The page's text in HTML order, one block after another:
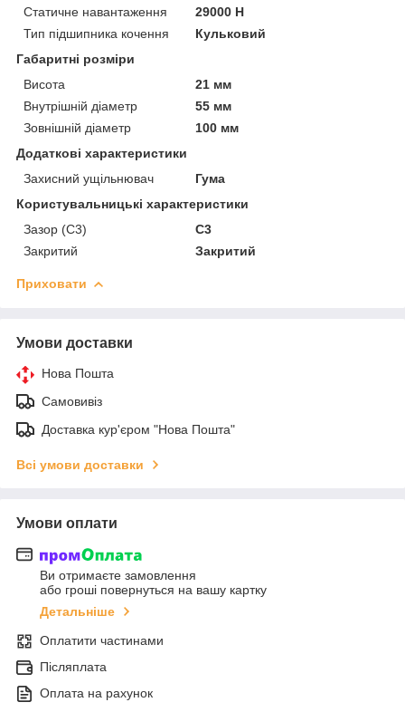
Статичне навантаження
29000 Н
Тип підшипника кочення
Кульковий
Габаритні розміри
Висота
21 мм
Внутрішній діаметр
55 мм
Зовнішній діаметр
100 мм
Додаткові характеристики
Захисний ущільнювач
Гума
Користувальницькі характеристики
Зазор (С3)
C3
Закритий
Закритий
Приховати
Умови доставки
Нова Пошта
Самовивіз
Доставка кур'єром "Нова Пошта"
Всі умови доставки
Умови оплати
Ви отримаєте замовлення
або гроші повернуться на вашу картку
Детальніше
Оплатити частинами
Післяплата
Оплата на рахунок